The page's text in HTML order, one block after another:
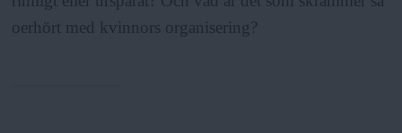
oerhört med kvinnors organisering?